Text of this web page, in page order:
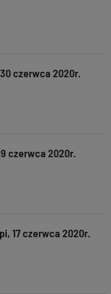
czerwca 2020r.
czerwca 2020r.
17 czerwca 2020r.